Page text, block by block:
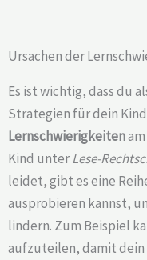
Ursachen der
Es ist wichtig, dass du
Strategien für dein
Lernschwierigkeiten
Kind unterLese-
leidet, gibt es eine
ausprobieren kannst,
lindern. Zum Beispiel
aufzuteilen, damit